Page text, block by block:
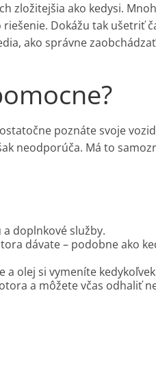
zložitejšia ako kedysi.
Dokážu tak ušetriť
ako správne
poznáte svoje
neodporúča. Má to
doplnkové služby.
dávate – podobne ako
a olej si vymeníte
a môžete včas odhaliť